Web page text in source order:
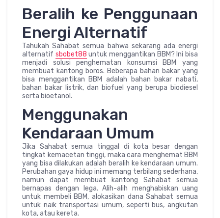
Beralih ke Penggunaan
Energi Alternatif
Tahukah Sahabat semua bahwa sekarang ada energi
alternatif sbobet88 untuk menggantikan BBM? Ini bisa
menjadi solusi penghematan konsumsi BBM yang
membuat kantong boros. Beberapa bahan bakar yang
bisa menggantikan BBM adalah bahan bakar nabati,
bahan bakar listrik, dan biofuel yang berupa biodiesel
serta bioetanol.
Menggunakan
Kendaraan Umum
Jika Sahabat semua tinggal di kota besar dengan
tingkat kemacetan tinggi, maka cara menghemat BBM
yang bisa dilakukan adalah beralih ke kendaraan umum.
Perubahan gaya hidup ini memang terbilang sederhana,
namun dapat membuat kantong Sahabat semua
bernapas dengan lega. Alih-alih menghabiskan uang
untuk membeli BBM, alokasikan dana Sahabat semua
untuk naik transportasi umum, seperti bus, angkutan
kota, atau kereta.